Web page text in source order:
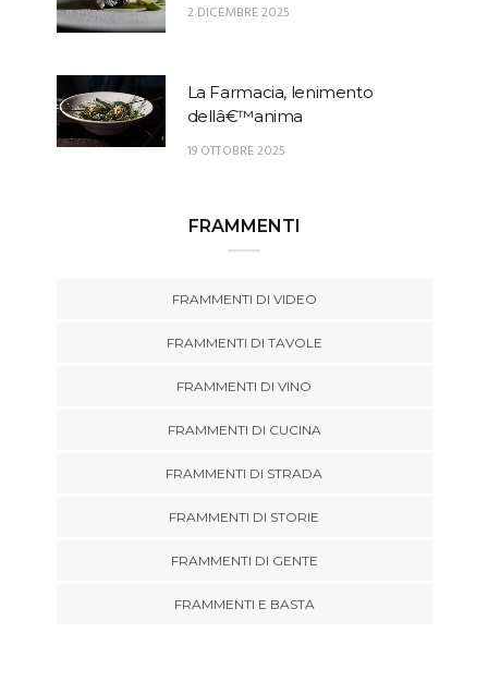
2 DICEMBRE 2025
La Farmacia, lenimento
dellâ€™anima
19 OTTOBRE 2025
FRAMMENTI
FRAMMENTI DI VIDEO
FRAMMENTI DI TAVOLE
FRAMMENTI DI VINO
FRAMMENTI DI CUCINA
FRAMMENTI DI STRADA
FRAMMENTI DI STORIE
FRAMMENTI DI GENTE
FRAMMENTI E BASTA